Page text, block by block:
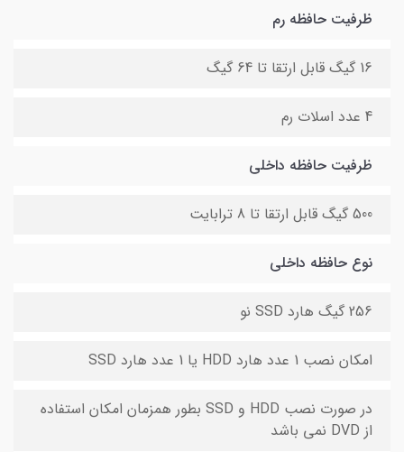
ظرفیت حافظه رم
16 گیگ قابل ارتقا تا 64 گیگ
4 عدد اسلات رم
ظرفیت حافظه داخلی
500 گیگ قابل ارتقا تا 8 ترابایت
نوع حافظه داخلی
256 گیگ هارد SSD نو
امکان نصب 1 عدد هارد HDD یا 1 عدد هارد SSD
در صورت نصب HDD و SSD بطور همزمان امکان استفاده
از DVD نمی باشد